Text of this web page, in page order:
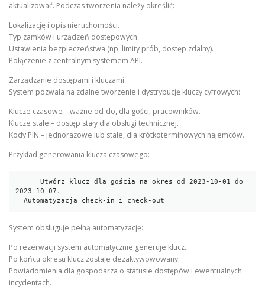
aktualizować. Podczas tworzenia należy określić:
Lokalizację i opis nieruchomości.
Typ zamków i urządzeń dostępowych.
Ustawienia bezpieczeństwa (np. limity prób, dostęp zdalny).
Połączenie z centralnym systemem API.
Zarządzanie dostępami i kluczami
System pozwala na zdalne tworzenie i dystrybucję kluczy cyfrowych:
Klucze czasowe – ważne od-do, dla gości, pracowników.
Klucze stałe – dostęp stały dla obsługi technicznej.
Kody PIN – jednorazowe lub stałe, dla krótkoterminowych najemców.
Przykład generowania klucza czasowego:
      Utwórz klucz dla gościa na okres od 2023-10-01 do
2023-10-07.
  Automatyzacja check-in i check-out
System obsługuje pełną automatyzację:
Po rezerwacji system automatycznie generuje klucz.
Po końcu okresu klucz zostaje dezaktywowowany.
Powiadomienia dla gospodarza o statusie dostępów i ewentualnych
incydentach.